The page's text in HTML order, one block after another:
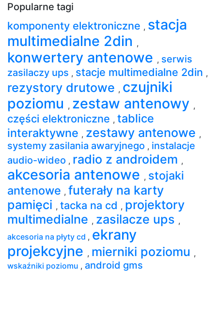
Popularne tagi
komponenty elektroniczne , stacja
multimedialne 2din ,
konwertery antenowe , serwis
zasilaczy ups , stacje multimedialne 2din ,
rezystory drutowe , czujniki
poziomu , zestaw antenowy ,
części elektroniczne , tablice
interaktywne , zestawy antenowe ,
systemy zasilania awaryjnego , instalacje
audio-wideo , radio z androidem ,
akcesoria antenowe , stojaki
antenowe , futerały na karty
pamięci , tacka na cd , projektory
multimedialne , zasilacze ups ,
akcesoria na płyty cd , ekrany
projekcyjne , mierniki poziomu ,
wskaźniki poziomu , android gms